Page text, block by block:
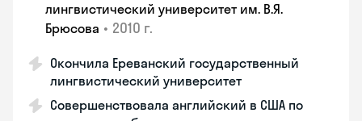
лингвистический университет им. В.Я.
Брюсова • 2010 г.
Окончила Ереванский государственный
лингвистический университет
Совершенствовала английский в США по